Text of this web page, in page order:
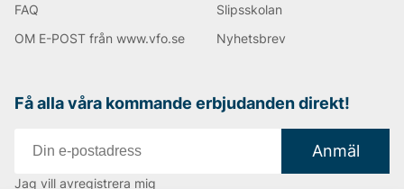
FAQ
OM E-POST från www.vfo.se
Slipsskolan
Nyhetsbrev
Få alla våra kommande erbjudanden direkt!
Anmäl
Jag vill avregistrera mig